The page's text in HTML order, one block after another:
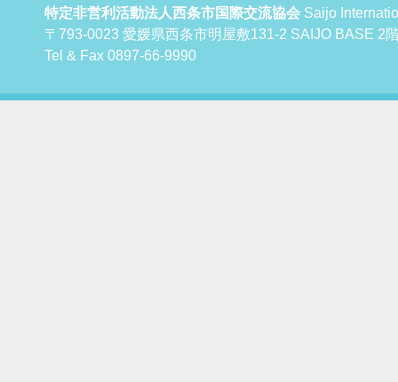
特定非営利活動法人西条市国際交流協会 Saijo
〒793-0023 愛媛県西条市明屋敷131-2 SAIJO BASE 2
Tel & Fax 0897-66-9990